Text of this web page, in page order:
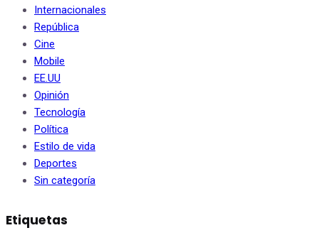
Internacionales
República
Cine
Mobile
EE.UU
Opinión
Tecnología
Política
Estilo de vida
Deportes
Sin categoría
Etiquetas